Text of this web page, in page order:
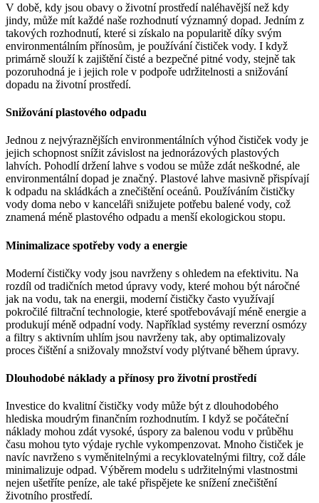
V době, kdy jsou obavy o životní prostředí naléhavější než kdy
jindy, může mít každé naše rozhodnutí významný dopad. Jedním z
takových rozhodnutí, které si získalo na popularitě díky svým
environmentálním přínosům, je používání čističek vody. I když
primárně slouží k zajištění čisté a bezpečné pitné vody, stejně tak
pozoruhodná je i jejich role v podpoře udržitelnosti a snižování
dopadu na životní prostředí.
Snižování plastového odpadu
Jednou z nejvýraznějších environmentálních výhod čističek vody je
jejich schopnost snížit závislost na jednorázových plastových
lahvích. Pohodlí držení lahve s vodou se může zdát neškodné, ale
environmentální dopad je značný. Plastové lahve masivně přispívají
k odpadu na skládkách a znečištění oceánů. Používáním čističky
vody doma nebo v kanceláři snižujete potřebu balené vody, což
znamená méně plastového odpadu a menší ekologickou stopu.
Minimalizace spotřeby vody a energie
Moderní čističky vody jsou navrženy s ohledem na efektivitu. Na
rozdíl od tradičních metod úpravy vody, které mohou být náročné
jak na vodu, tak na energii, moderní čističky často využívají
pokročilé filtrační technologie, které spotřebovávají méně energie a
produkují méně odpadní vody. Například systémy reverzní osmózy
a filtry s aktivním uhlím jsou navrženy tak, aby optimalizovaly
proces čištění a snižovaly množství vody plýtvané během úpravy.
Dlouhodobé náklady a přínosy pro životní prostředí
Investice do kvalitní čističky vody může být z dlouhodobého
hlediska moudrým finančním rozhodnutím. I když se počáteční
náklady mohou zdát vysoké, úspory za balenou vodu v průběhu
času mohou tyto výdaje rychle vykompenzovat. Mnoho čističek je
navíc navrženo s vyměnitelnými a recyklovatelnými filtry, což dále
minimalizuje odpad. Výběrem modelu s udržitelnými vlastnostmi
nejen ušetříte peníze, ale také přispějete ke snížení znečištění
životního prostředí.